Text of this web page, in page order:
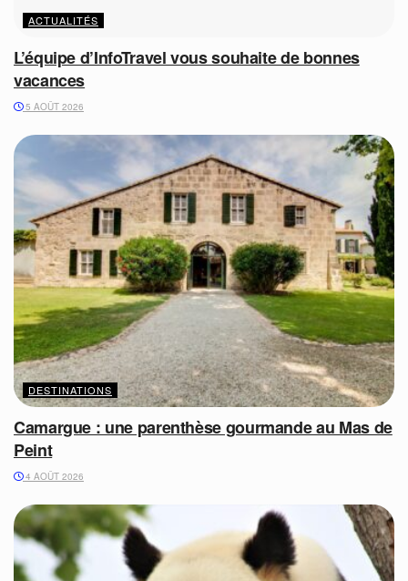
ACTUALITÉS
L’équipe d’InfoTravel vous souhaite de bonnes
vacances
5 AOÛT 2026
DESTINATIONS
Camargue : une parenthèse gourmande au Mas de
Peint
4 AOÛT 2026